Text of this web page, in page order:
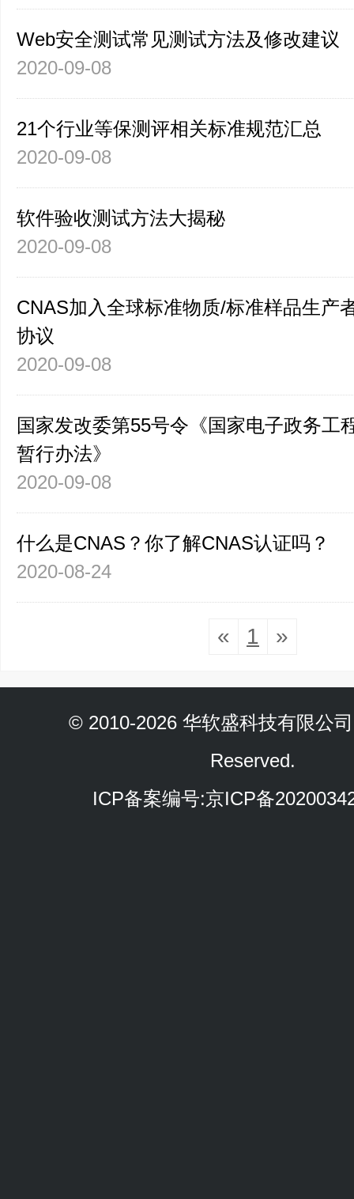
Web安全测试常见测试方法及修改建议
2020-09-08
21个行业等保测评相关标准规范汇总
2020-09-08
软件验收测试方法大揭秘
2020-09-08
CNAS加入全球标准物质/标准样品生产
协议
2020-09-08
国家发改委第55号令《国家电子政务工
暂行办法》
2020-09-08
什么是CNAS？你了解CNAS认证吗？
2020-08-24
« 1 »
© 2010-2026 华软盛科技有限公
Reserved.
ICP备案编号:京ICP备